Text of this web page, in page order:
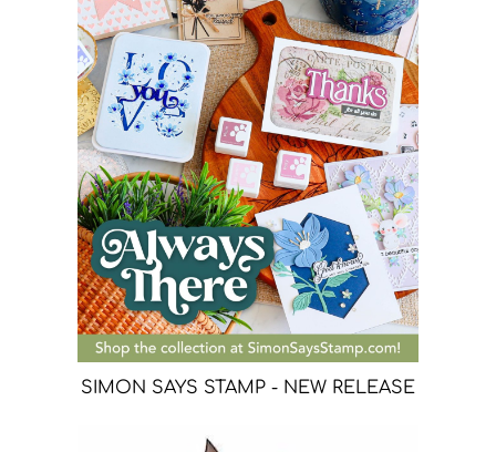
SIMON SAYS STAMP - NEW RELEASE